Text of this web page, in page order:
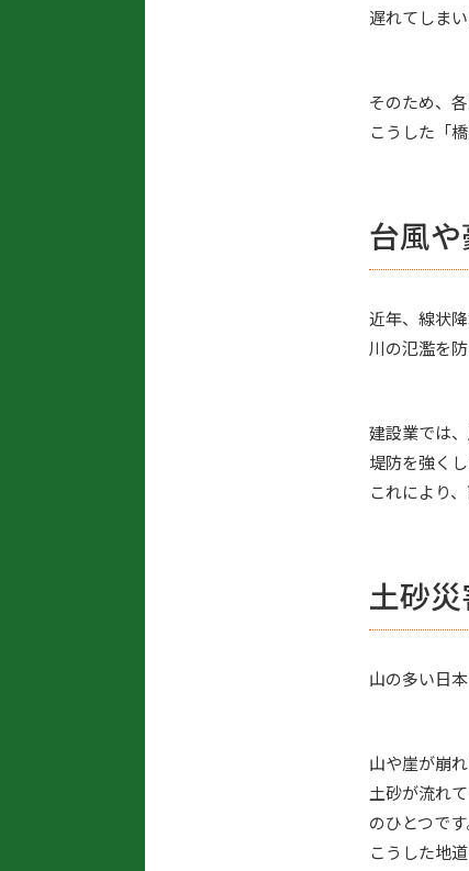
遅れてしまい
そのため、
こうした「
台風や
近年、線状
川の氾濫を
建設業では
堤防を強く
これにより
土砂災
山の多い日
山や崖が崩
土砂が流れ
のひとつです
こうした地